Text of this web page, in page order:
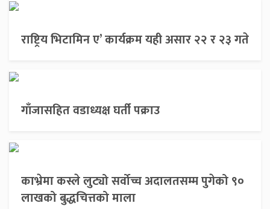
राष्ट्रिय भिटामिन ए’ कार्यक्रम यही असार २२ र २३ गते
गाँजासहित वडाध्यक्ष घर्ती पक्राउ
काभ्रेमा कस्ले लुट्यो सर्वोच्च अदालतसम्म पुगेको ९०
लाखको बुद्धचित्तको माला